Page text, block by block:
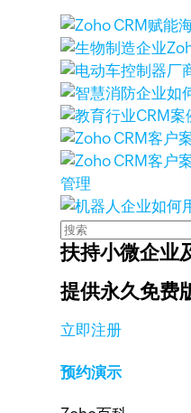
管理
扶持小微企业
提供永久免费
立即注册
预约演示